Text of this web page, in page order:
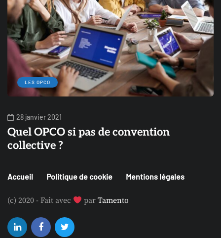
LES OPCO
28 janvier 2021
Quel OPCO si pas de convention
collective ?
Accueil Politique de cookie Mentions légales
(c) 2020 - Fait avec parTamento